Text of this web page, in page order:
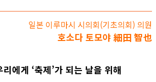
일본 이루마시 시의회(기초의회) 의원
호소다 토모야 細田 智也
리에게 ‘축제’가 되는 날을 위해